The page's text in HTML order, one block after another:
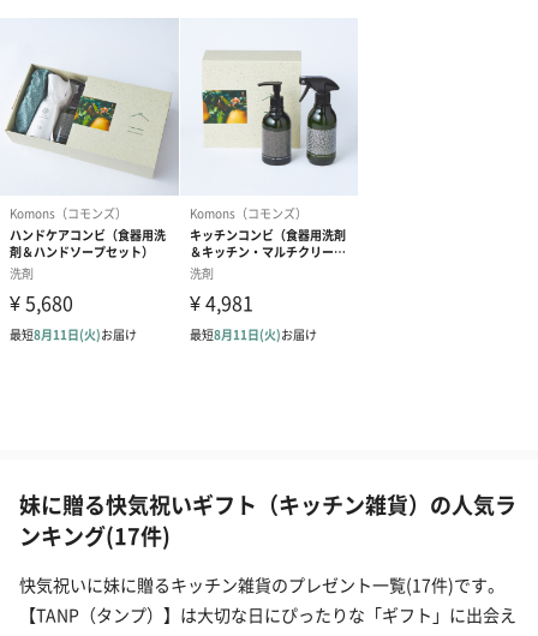
妹に贈る快気祝いギフト（キッチン雑貨）の人気ラ
ンキング(17件)
快気祝いに妹に贈るキッチン雑貨のプレゼント一覧(17件)です。
【TANP（タンプ）】は大切な日にぴったりな「ギフト」に出会え